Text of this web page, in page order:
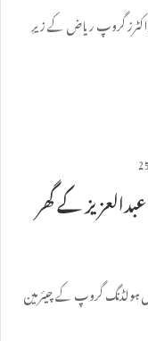
گروپ ریاض کے زیرِ
کے گھر
ہولڈنگ گروپ کے چیئرمین